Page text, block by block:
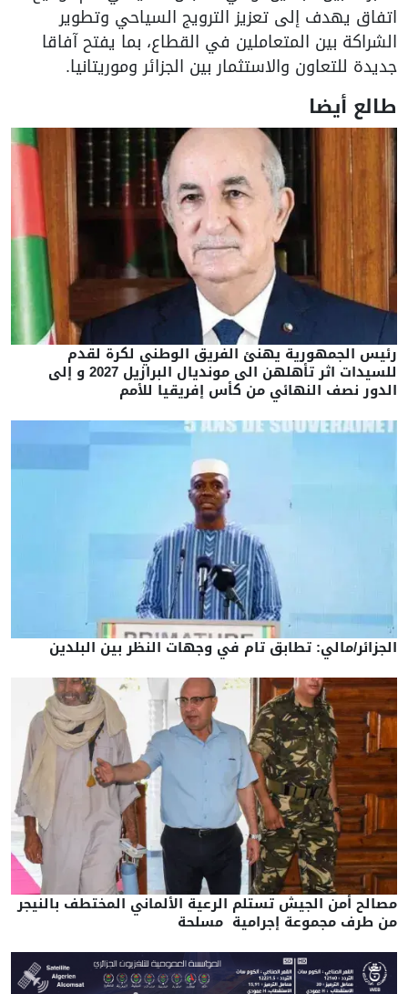
اتفاق يهدف إلى تعزيز الترويج السياحي وتطوير
الشراكة بين المتعاملين في القطاع، بما يفتح آفاقا
جديدة للتعاون والاستثمار بين الجزائر وموريتانيا.
طالع أيضا
رئيس الجمهورية يهنئ الفريق الوطني لكرة لقدم
للسيدات اثر تأهلهن الى مونديال البرازيل 2027 و إلى
الدور نصف النهائي من كأس إفريقيا للأمم
الجزائر/مالي: تطابق تام في وجهات النظر بين البلدين
مصالح أمن الجيش تستلم الرعية الألماني المختطف بالنيجر
من طرف مجموعة إجرامية مسلحة